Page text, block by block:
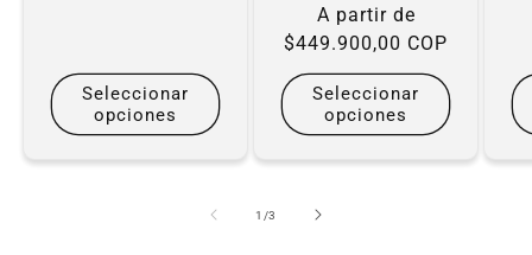
Seleccionar
opciones
habitual
oferta
A partir de
$449.900,00 COP
Seleccionar
opciones
1 /de
3